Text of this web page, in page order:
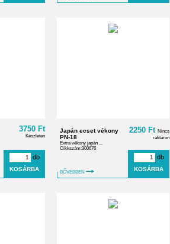
3750 Ft
Készleten
db
Japán ecset vékony
PN-18
Extra vékony japán ...
Cikkszám:300676
BŐVEBBEN
2250 Ft Nincs
raktáron
db